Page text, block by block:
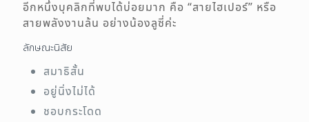
อีกหนึ่งบุคลิกที่พบได้บ่อยมาก คือ “สายไฮเปอร์” หรือ
สายพลังงานล้น อย่างน้องลูซี่ค่ะ
ลักษณะนิสัย
สมาธิสั้น
อยู่นิ่งไม่ได้
ชอบกระโดด